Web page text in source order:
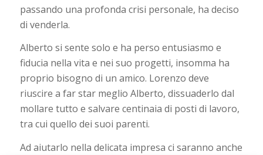
passando una profonda crisi personale, ha deciso
di venderla.
Alberto si sente solo e ha perso entusiasmo e
fiducia nella vita e nei suo progetti, insomma ha
proprio bisogno di un amico. Lorenzo deve
riuscire a far star meglio Alberto, dissuaderlo dal
mollare tutto e salvare centinaia di posti di lavoro,
tra cui quello dei suoi parenti.
Ad aiutarlo nella delicata impresa ci saranno anche